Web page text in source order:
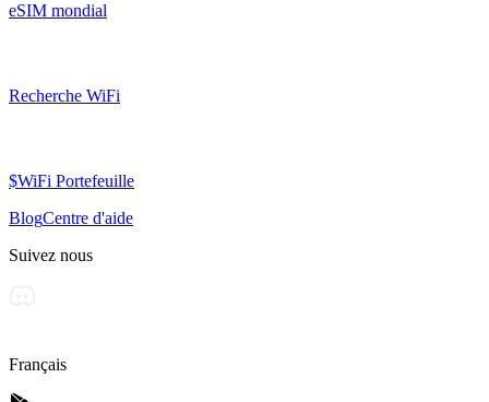
eSIM mondial
Recherche WiFi
$WiFi Portefeuille
BlogCentre d'aide
Suivez nous
Français